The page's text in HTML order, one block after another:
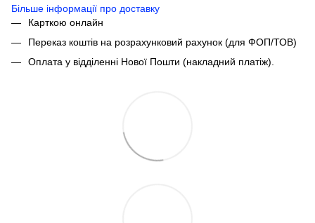
Більше інформації про доставку
Карткою онлайн
Переказ коштів на розрахунковий рахунок (для ФОП/ТОВ)
Оплата у відділенні Нової Пошти (накладний платіж).